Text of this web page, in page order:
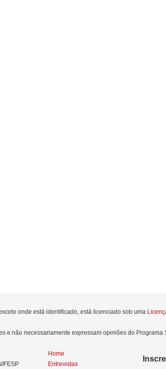
onde está identificado, está licenciado sob uma
e não necessariamente expressam opiniões do Programa
Home
Entrevistas